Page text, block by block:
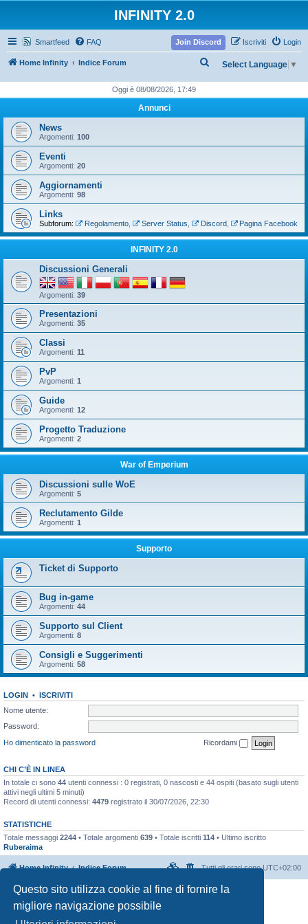
Questo sito utilizza cookie al fine di fornire la
migliore navigazione possibile
INFINITY 2.0
Smartfeed FAQ Login
Iscriviti
Join Discord
Home Infinity Indice Forum Select Language ▼
Oggi è 08/08/2026, 17:49
Annunci
News
Argomenti: 100
Eventi
Argomenti: 20
Aggiornamenti
Argomenti: 98
Links
Subforum: Regolamento, Server Status Discord, Pagina Facebook
INFINITY 2.0
Discussioni Generali
Argomenti: 39
Presentazioni
Argomenti: 35
Classi
Argomenti: 11
PvP
Argomenti: 1
Guide
Argomenti: 12
Progetto Traduzione
Argomenti: 2
War of Emperium
Discussioni sulle WoE
Argomenti: 5
Reclutamento Gilde
Argomenti: 1
Supporto
Ticket di Supporto
Bug in-game
Argomenti: 44
Supporto sul Client
Argomenti: 8
Consigli e Suggerimenti
Argomenti: 58
LOGIN • ISCRIVITI
Nome utente:
Password:
Ho dimenticato la password
Ricordami
CHI C’È IN LINEA
In totale ci sono 44 utenti connessi : 0 registrati, 0 nascosti e 44 ospiti (basato sugli utenti
attivi negli ultimi 5 minuti)
Record di utenti connessi: 4479 registrato il 30/07/2026, 22:30
STATISTICHE
Totale messaggi 2244 • Totale argomenti 639 • Totale iscritti 114 • Ultimo iscritto
Ruberaima
Home Infinity Indice Forum Tutti gli orari sonoUTC+02:00
Creato daphpBB® Forum Software © phpBB Limited
Traduzione Italiana